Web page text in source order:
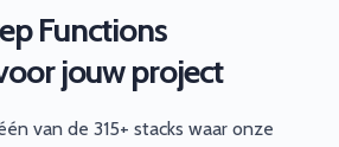
Functions
jouw project
van de 315+ stacks waar onze